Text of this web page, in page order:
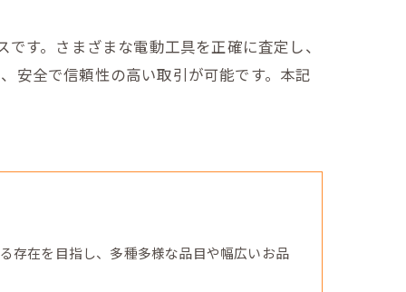
す。さまざまな電動工具を正確に査定し、
安全で信頼性の高い取引が可能です。本記
存在を目指し、多種多様な品目や幅広いお品